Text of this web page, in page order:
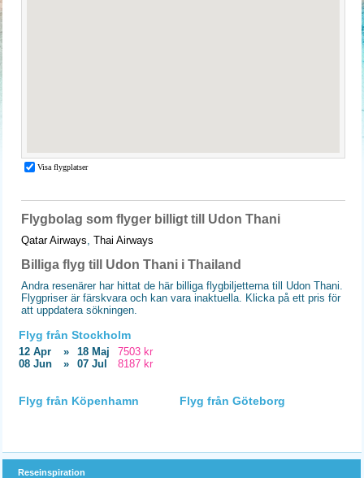
Flygbolag som flyger billigt till Udon Thani
Qatar Airways, Thai Airways
Billiga flyg till Udon Thani i Thailand
Andra resenärer har hittat de här billiga flygbiljetterna till Udon Thani.
Flygpriser är färskvara och kan vara inaktuella. Klicka på ett pris för
att uppdatera sökningen.
Flyg från Stockholm
12 Apr » 18 Maj
7503 kr
08 Jun
» 07 Jul 8187 kr
Flyg från Köpenhamn Flyg från Göteborg
Reseinspiration